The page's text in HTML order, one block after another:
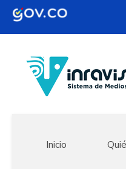
Pasar al contenido principal
Inicio